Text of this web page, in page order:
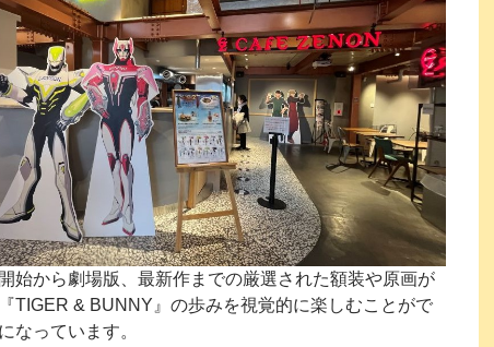
始から劇場版、最新作までの厳選された額装や原画が
TIGER & BUNNY』の歩みを視覚的に楽しむことがで
なっています。